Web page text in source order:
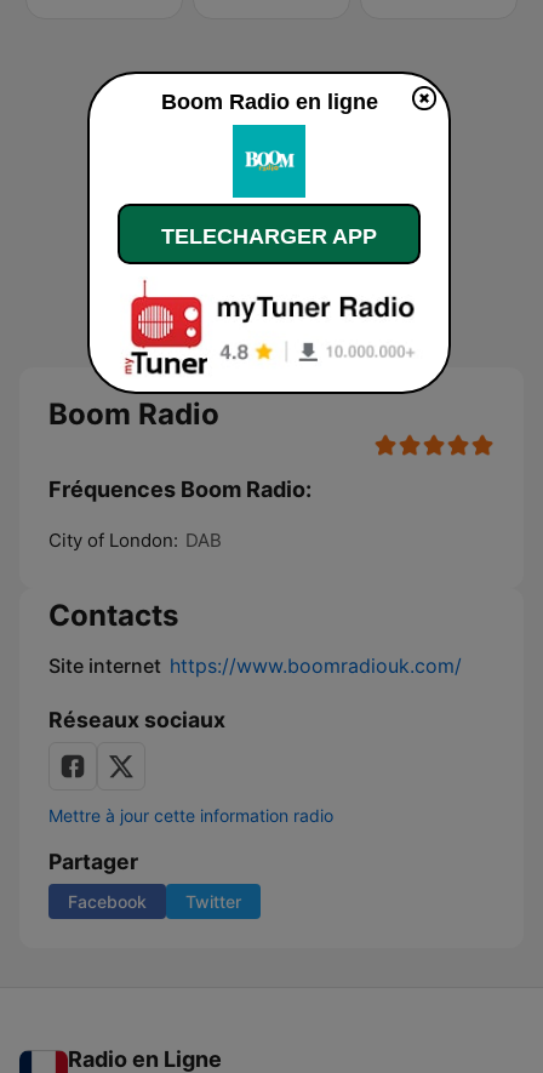
Boom Radio
Fréquences Boom Radio:
City of London: DAB
Contacts
Site internet https://www.boomradiouk.com/
Réseaux sociaux
Mettre à jour cette information radio
Partager
Facebook Twitter
Radio en Ligne
Boom Radio en ligne
TELECHARGER APP